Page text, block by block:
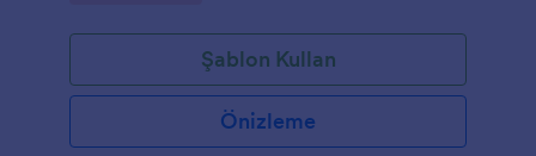
Şablon Kullan
Önizleme